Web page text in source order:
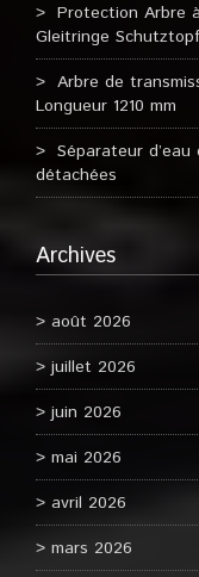
Protection Arbre
Gleitringe
Arbre de
Longueur 1210 mm
Séparateur
détachées
Archives
août 2026
juillet 2026
juin 2026
mai 2026
avril 2026
mars 2026